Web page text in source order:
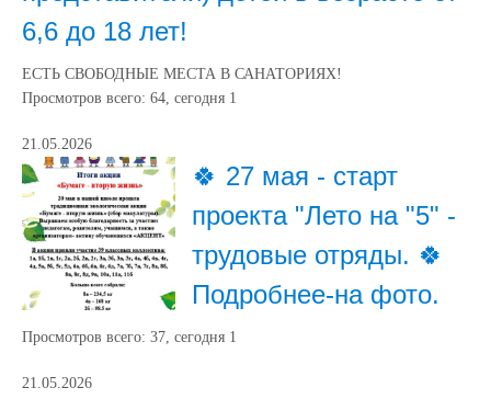
6,6 до 18 лет!
ЕСТЬ СВОБОДНЫЕ МЕСТА В САНАТОРИЯХ!
Просмотров всего: 64, сегодня 1
21.05.2026
🍀 27 мая - старт
проекта "Лето на "5" -
трудовые отряды. 🍀
Подробнее-на фото.
Просмотров всего: 37, сегодня 1
21.05.2026